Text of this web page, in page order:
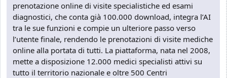
prenotazione online di visite specialistiche ed esami
diagnostici, che conta già 100.000 download, integra l’AI
tra le sue funzioni e compie un ulteriore passo verso
l’utente finale, rendendo le prenotazioni di visite mediche
online alla portata di tutti. La piattaforma, nata nel 2008,
mette a disposizione 12.000 medici specialisti attivi su
tutto il territorio nazionale e oltre 500 Centri